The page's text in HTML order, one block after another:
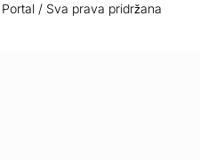
/ Sva prava pridržana